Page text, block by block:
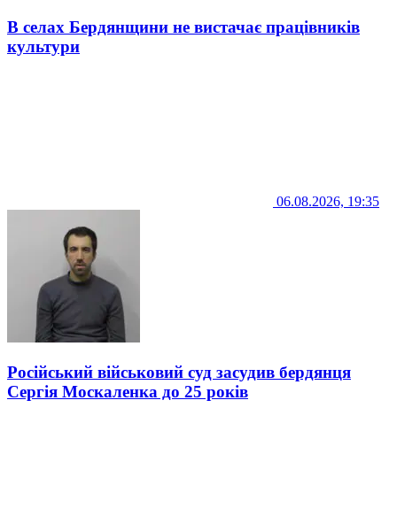
В селах Бердянщини не вистачає працівників
культури
06.08.2026, 19:35
Російський військовий суд засудив бердянця
Сергія Москаленка до 25 років